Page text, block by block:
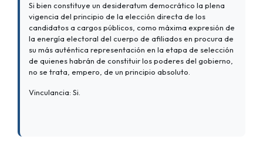
Si bien constituye un desideratum democrático la plena
vigencia del principio de la elección directa de los
candidatos a cargos públicos, como máxima expresión de
la energía electoral del cuerpo de afiliados en procura de
su más auténtica representación en la etapa de selección
de quienes habrán de constituir los poderes del gobierno,
no se trata, empero, de un principio absoluto.
Vinculancia: Si.